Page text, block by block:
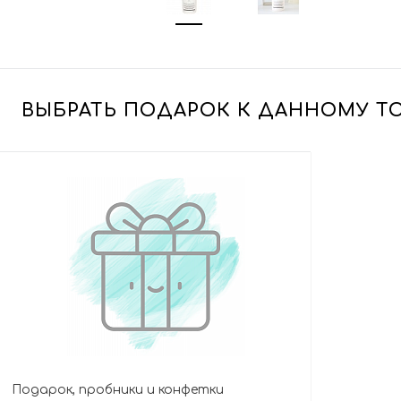
ВЫБРАТЬ ПОДАРОК К ДАННОМУ
Подарок, пробники и конфетки